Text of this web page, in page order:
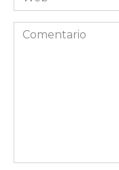
Comentario